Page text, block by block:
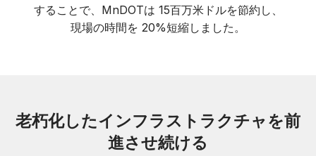
することで、MnDOTは 15百万米ドルを節約し、
現場の時間を 20%短縮しました。
老朽化したインフラストラクチャを前
進させ続ける